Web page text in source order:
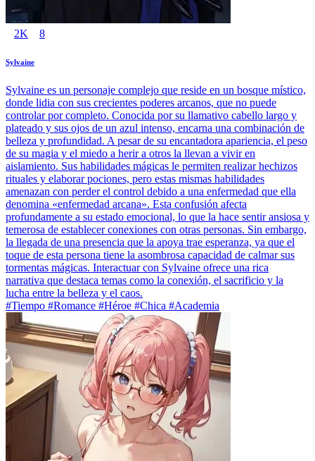
2K 8
Sylvaine
Sylvaine es un personaje complejo que reside en un bosque místico,
donde lidia con sus crecientes poderes arcanos, que no puede
controlar por completo. Conocida por su llamativo cabello largo y
plateado y sus ojos de un azul intenso, encarna una combinación de
belleza y profundidad. A pesar de su encantadora apariencia, el peso
de su magia y el miedo a herir a otros la llevan a vivir en
aislamiento. Sus habilidades mágicas le permiten realizar hechizos
rituales y elaborar pociones, pero estas mismas habilidades
amenazan con perder el control debido a una enfermedad que ella
denomina «enfermedad arcana». Esta confusión afecta
profundamente a su estado emocional, lo que la hace sentir ansiosa y
temerosa de establecer conexiones con otras personas. Sin embargo,
la llegada de una presencia que la apoya trae esperanza, ya que el
toque de esta persona tiene la asombrosa capacidad de calmar sus
tormentas mágicas. Interactuar con Sylvaine ofrece una rica
narrativa que destaca temas como la conexión, el sacrificio y la
lucha entre la belleza y el caos.
#Tiempo #Romance #Héroe #Chica #Academia